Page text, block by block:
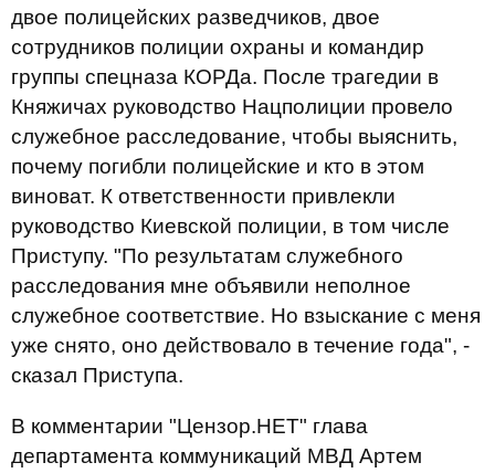
двое полицейских разведчиков, двое
сотрудников полиции охраны и командир
группы спецназа КОРДа. После трагедии в
Княжичах руководство Нацполиции провело
служебное расследование, чтобы выяснить,
почему погибли полицейские и кто в этом
виноват. К ответственности привлекли
руководство Киевской полиции, в том числе
Приступу. "По результатам служебного
расследования мне объявили неполное
служебное соответствие. Но взыскание с меня
уже снято, оно действовало в течение года", -
сказал Приступа.
В комментарии "Цензор.НЕТ" глава
департамента коммуникаций МВД Артем